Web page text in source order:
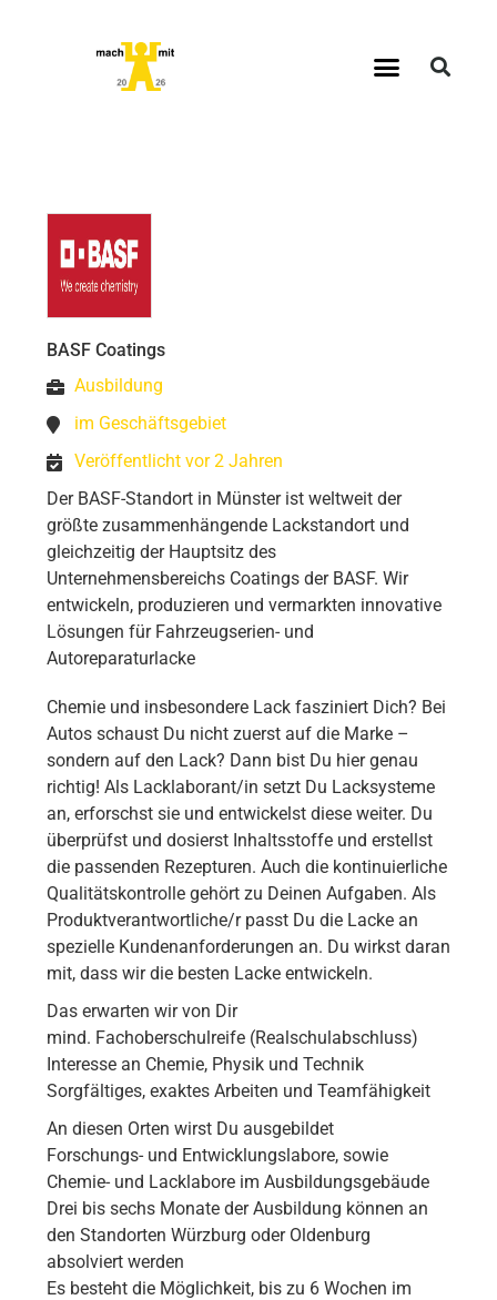
BASF Coatings
Ausbildung
im Geschäftsgebiet
Veröffentlicht vor 2 Jahren
Der BASF-Standort in Münster ist weltweit der
größte zusammenhängende Lackstandort und
gleichzeitig der Hauptsitz des
Unternehmensbereichs Coatings der BASF. Wir
entwickeln, produzieren und vermarkten innovative
Lösungen für Fahrzeugserien- und
Autoreparaturlacke
Chemie und insbesondere Lack fasziniert Dich? Bei
Autos schaust Du nicht zuerst auf die Marke –
sondern auf den Lack? Dann bist Du hier genau
richtig! Als Lacklaborant/in setzt Du Lacksysteme
an, erforschst sie und entwickelst diese weiter. Du
überprüfst und dosierst Inhaltsstoffe und erstellst
die passenden Rezepturen. Auch die kontinuierliche
Qualitätskontrolle gehört zu Deinen Aufgaben. Als
Produktverantwortliche/r passt Du die Lacke an
spezielle Kundenanforderungen an. Du wirkst daran
mit, dass wir die besten Lacke entwickeln.
Das erwarten wir von Dir
mind. Fachoberschulreife (Realschulabschluss)
Interesse an Chemie, Physik und Technik
Sorgfältiges, exaktes Arbeiten und Teamfähigkeit
An diesen Orten wirst Du ausgebildet
Forschungs- und Entwicklungslabore, sowie
Chemie- und Lacklabore im Ausbildungsgebäude
Drei bis sechs Monate der Ausbildung können an
den Standorten Würzburg oder Oldenburg
absolviert werden
Es besteht die Möglichkeit, bis zu 6 Wochen im